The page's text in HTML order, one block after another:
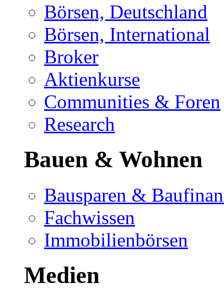
Börsen, Deutschland
Börsen, International
Broker
Aktienkurse
Communities & Foren
Research
Bauen & Wohnen
Bausparen &
Fachwissen
Immobilienbörsen
Medien